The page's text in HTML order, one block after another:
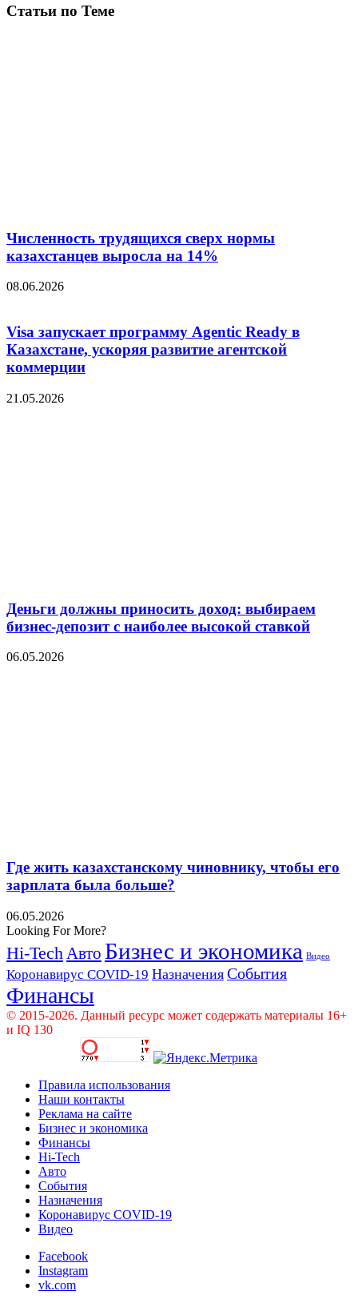
Статьи по Теме
Численность трудящихся сверх нормы
казахстанцев выросла на 14%
08.06.2026
Visa запускает программу Agentic Ready в
Казахстане, ускоряя развитие агентской
коммерции
21.05.2026
Деньги должны приносить доход: выбираем
бизнес-депозит с наиболее высокой ставкой
06.05.2026
Где жить казахстанскому чиновнику, чтобы его
зарплата была больше?
06.05.2026
Looking For More?
Hi-Tech Авто Бизнес и экономика Видео
Коронавирус COVID-19 Назначения События
Финансы
© 2015-2026. Данный ресурс может содержать материалы 16+
и IQ 130
Правила использования
Наши контакты
Реклама на сайте
Бизнес и экономика
Финансы
Hi-Tech
Авто
События
Назначения
Коронавирус COVID-19
Видео
Facebook
Instagram
vk.com